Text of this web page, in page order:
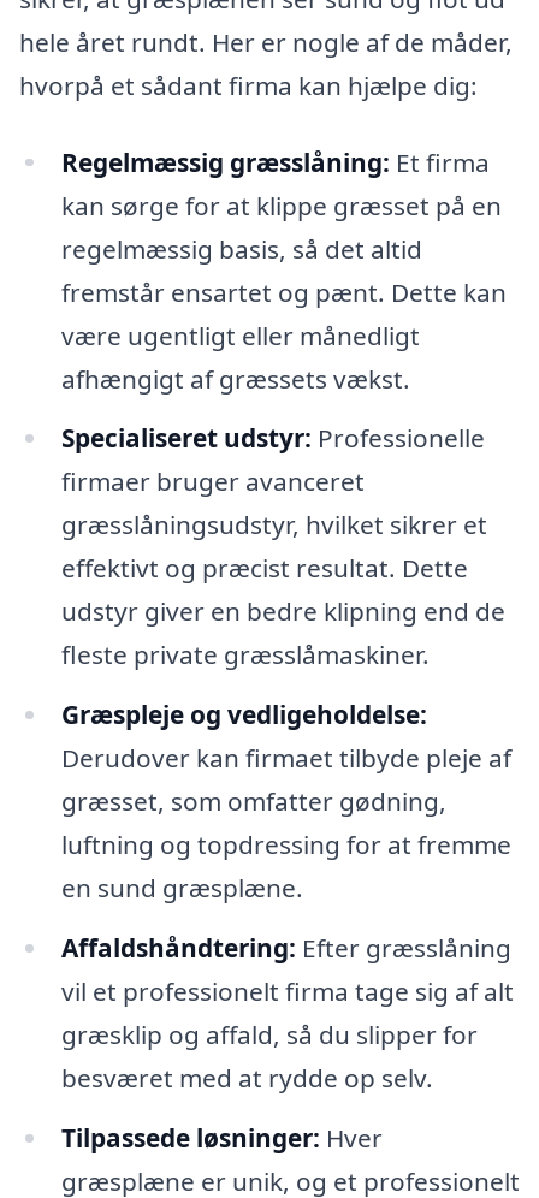
hele året rundt. Her er nogle af de måder,
hvorpå et sådant firma kan hjælpe dig:
Regelmæssig græsslåning: Et firma
kan sørge for at klippe græsset på en
regelmæssig basis, så det altid
fremstår ensartet og pænt. Dette kan
være ugentligt eller månedligt
afhængigt af græssets vækst.
Specialiseret udstyr: Professionelle
firmaer bruger avanceret
græsslåningsudstyr, hvilket sikrer et
effektivt og præcist resultat. Dette
udstyr giver en bedre klipning end de
fleste private græsslåmaskiner.
Græspleje og vedligeholdelse:
Derudover kan firmaet tilbyde pleje af
græsset, som omfatter gødning,
luftning og topdressing for at fremme
en sund græsplæne.
Affaldshåndtering: Efter græsslåning
vil et professionelt firma tage sig af alt
græsklip og affald, så du slipper for
besværet med at rydde op selv.
Tilpassede løsninger: Hver
græsplæne er unik, og et professionelt